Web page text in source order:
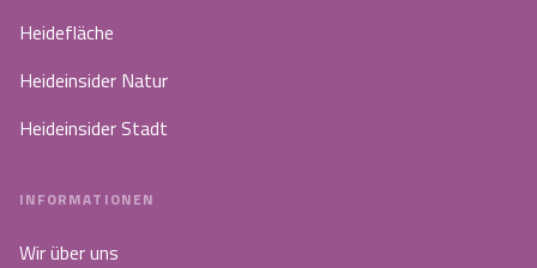
Heidefläche
Heideinsider Natur
Heideinsider Stadt
INFORMATIONEN
Wir über uns